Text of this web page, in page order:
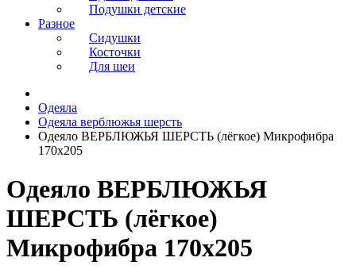
Подушки детские
Разное
Сидушки
Косточки
Для шеи
Одеяла
Одеяла верблюжья шерсть
Одеяло ВЕРБЛЮЖЬЯ ШЕРСТЬ (лёгкое) Микрофибра
170x205
Одеяло ВЕРБЛЮЖЬЯ
ШЕРСТЬ (лёгкое)
Микрофибра 170x205